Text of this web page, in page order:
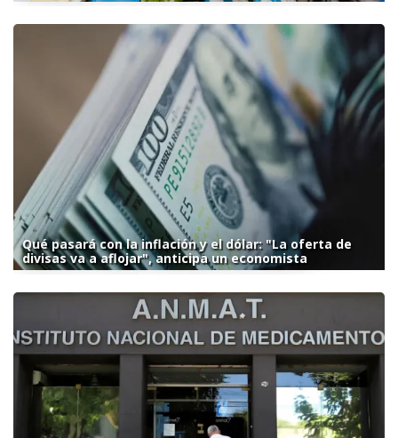
Qué pasará con la inflación y el dólar: "La oferta de
divisas va a aflojar", anticipa un economista